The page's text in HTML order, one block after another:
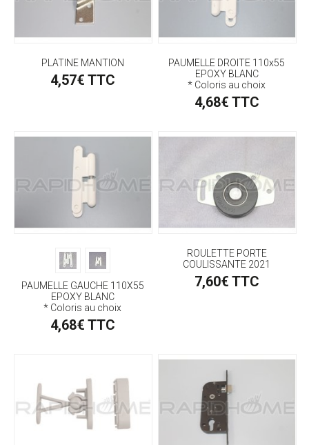
PLATINE MANTION
4,57€ TTC
PAUMELLE DROITE 110x55
EPOXY BLANC
* Coloris au choix
4,68€ TTC
PAUMELLE GAUCHE 110X55
EPOXY BLANC
* Coloris au choix
4,68€ TTC
ROULETTE PORTE
COULISSANTE 2021
7,60€ TTC